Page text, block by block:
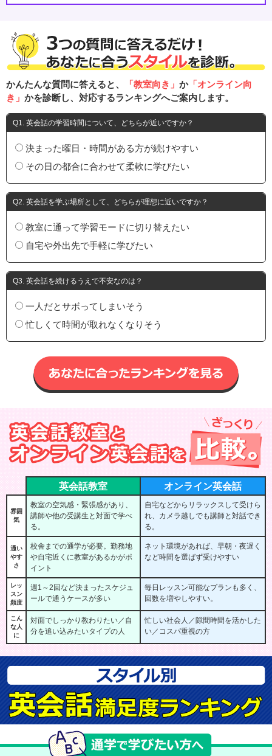
かんたんな質問に答えると、 「教室向き」 か「オンライン向
き」 かを診断し、対応するランキングへご案内します。
Q1. 英会話の学習時間について、どちらが近いですか？
決まった曜日・時間がある方が続けやすい
その日の都合に合わせて柔軟に学びたい
Q2. 英会話を学ぶ場所として、どちらが理想に近いですか？
教室に通って学習モードに切り替えたい
自宅や外出先で手軽に学びたい
Q3. 英会話を続けるうえで不安なのは？
一人だとサボってしまいそう
忙しくて時間が取れなくなりそう
英会話教室 オンライン英会話
雰囲
気
教室の空気感・緊張感があり、
講師や他の受講生と対面で学べ
る。
自宅などからリラックスして受けら
れ、カメラ越しでも講師と対話でき
る。
通い
やす
さ
校舎までの通学が必要。勤務地
や自宅近くに教室があるかがポ
イント
ネット環境があれば、早朝・夜遅く
など時間を選ばず受けやすい
レッ
スン
頻度
週1～2回など決まったスケジュ
ールで通うケースが多い
毎日レッスン可能なプランも多く、
回数を増やしやすい。
こん
な人
に
対面でしっかり教わりたい／自
分を追い込みたいタイプの人
忙しい社会人／隙間時間を活かした
い／コスパ重視の方